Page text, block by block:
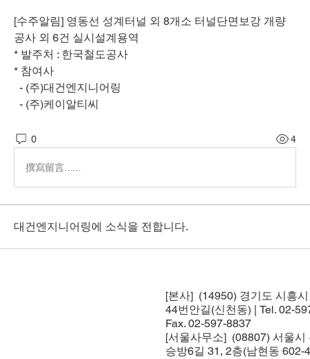
[수주알림] 영동선 성계터널 외 8개소 터널단면보강 개량
공사 외 6건 실시설계용역
* 발주처 : 한국철도공사
* 참여사
- (주)대건엔지니어링
- (주)케이알티씨
0 4
撰寫留言......
대건엔지니어링에 소식을 전합니다.
[본사] (14950) 경기도 시흥
44번안길(신천동) | Tel. 02-
Fax. 02-597-8837
[서울사무소] (08807) 서울시
승방6길 31, 2층(남현동 602-